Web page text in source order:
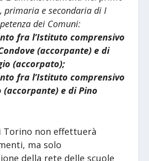
primaria e secondaria di I
dei Comuni:
fra l’Istituto comprensivo
(accorpante) e di
(accorpato);
fra l’Istituto comprensivo
(accorpante) e di Pino
Torino non effettuerà
ma solo
della rete delle scuole